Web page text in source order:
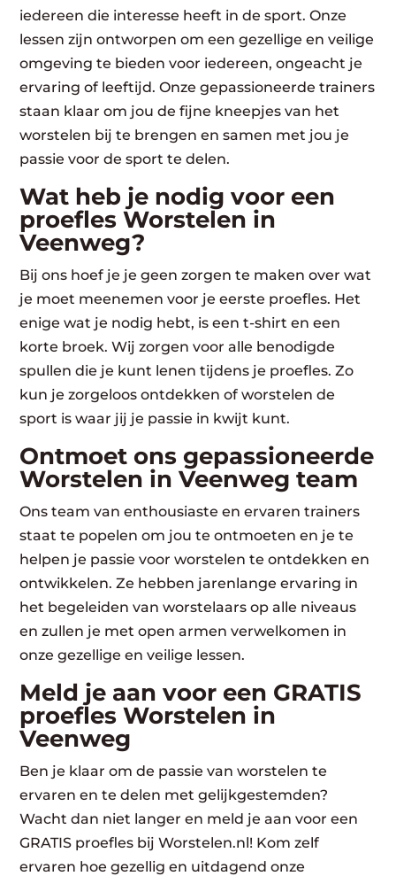
iedereen die interesse heeft in de sport. Onze
lessen zijn ontworpen om een gezellige en veilige
omgeving te bieden voor iedereen, ongeacht je
ervaring of leeftijd. Onze gepassioneerde trainers
staan klaar om jou de fijne kneepjes van het
worstelen bij te brengen en samen met jou je
passie voor de sport te delen.
Wat heb je nodig voor een
proefles Worstelen in
Veenweg?
Bij ons hoef je je geen zorgen te maken over wat
je moet meenemen voor je eerste proefles. Het
enige wat je nodig hebt, is een t-shirt en een
korte broek. Wij zorgen voor alle benodigde
spullen die je kunt lenen tijdens je proefles. Zo
kun je zorgeloos ontdekken of worstelen de
sport is waar jij je passie in kwijt kunt.
Ontmoet ons gepassioneerde
Worstelen in Veenweg team
Ons team van enthousiaste en ervaren trainers
staat te popelen om jou te ontmoeten en je te
helpen je passie voor worstelen te ontdekken en
ontwikkelen. Ze hebben jarenlange ervaring in
het begeleiden van worstelaars op alle niveaus
en zullen je met open armen verwelkomen in
onze gezellige en veilige lessen.
Meld je aan voor een GRATIS
proefles Worstelen in
Veenweg
Ben je klaar om de passie van worstelen te
ervaren en te delen met gelijkgestemden?
Wacht dan niet langer en meld je aan voor een
GRATIS proefles bij Worstelen.nl! Kom zelf
ervaren hoe gezellig en uitdagend onze